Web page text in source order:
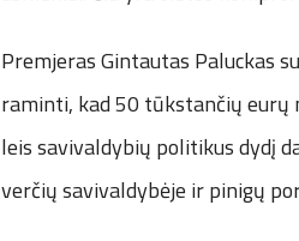
Premjeras Gintautas Paluckas
raminti, kad 50 tūkstančių eurų
leis savivaldybių politikus dydį
verčių savivaldybėje ir pinigų